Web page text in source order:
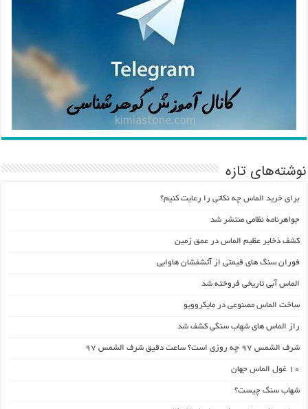
نوشته‌های تازه
برای خرید الماس چه نکاتی را رعایت کنیم؟
جواهرنامۀ نظامی منتشر شد
کشف ذخایر عظیم الماس در عمق زمین
فوران سنگ های قیمتی از آتشفشان هاوایی
الماس آبی تاریخی فروخته شد
ساخت الماس مصنوعی در مایکروویو
راز الماس های شهاب سنگی کشف شد
شرف الشمس ۹۷ چه روزی است؟ ساعت دقیق شرف الشمس ۹۷
۱۰ غول الماس جهان
شهاب سنگ چیست؟